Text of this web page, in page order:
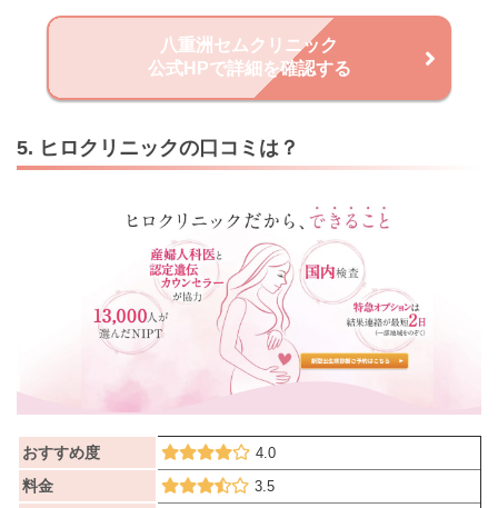
八重洲セムクリニック
公式HPで詳細を確認する
5. ヒロクリニックの口コミは？
おすすめ度 4.0
料金 3.5